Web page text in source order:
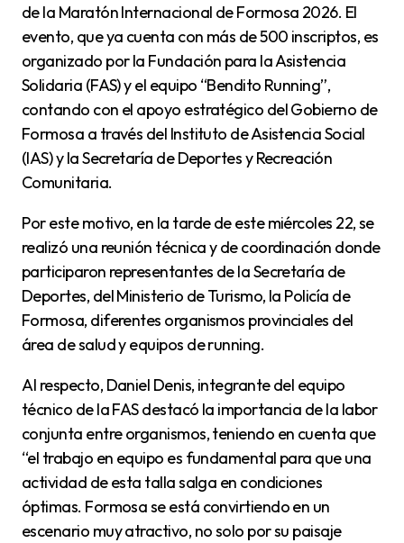
de la Maratón Internacional de Formosa 2026. El
evento, que ya cuenta con más de 500 inscriptos, es
organizado por la Fundación para la Asistencia
Solidaria (FAS) y el equipo “Bendito Running”,
contando con el apoyo estratégico del Gobierno de
Formosa a través del Instituto de Asistencia Social
(IAS) y la Secretaría de Deportes y Recreación
Comunitaria.
Por este motivo, en la tarde de este miércoles 22, se
realizó una reunión técnica y de coordinación donde
participaron representantes de la Secretaría de
Deportes, del Ministerio de Turismo, la Policía de
Formosa, diferentes organismos provinciales del
área de salud y equipos de running.
Al respecto, Daniel Denis, integrante del equipo
técnico de la FAS destacó la importancia de la labor
conjunta entre organismos, teniendo en cuenta que
“el trabajo en equipo es fundamental para que una
actividad de esta talla salga en condiciones
óptimas. Formosa se está convirtiendo en un
escenario muy atractivo, no solo por su paisaje